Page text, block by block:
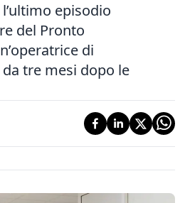
episodio
del Pronto
di
tre mesi dopo le